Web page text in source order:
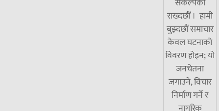
राख्दछौँ । हामी
बुझ्दछौं समाचार
केवल घटनाको
विवरण होइन; यो
जनचेतना
जगाउने, विचार
निर्माण गर्ने र